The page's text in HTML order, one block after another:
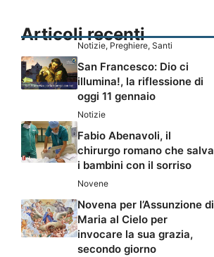
Articoli recenti
Notizie, Preghiere, Santi
San Francesco: Dio ci
illumina!, la riflessione di
oggi 11 gennaio
Notizie
Fabio Abenavoli, il
chirurgo romano che salva
i bambini con il sorriso
Novene
Novena per l’Assunzione di
Maria al Cielo per
invocare la sua grazia,
secondo giorno